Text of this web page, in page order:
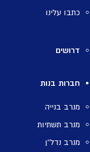
כתבו עלינו
דרושים
חברות בנות
מנרב בנייה
מנרב תשתיות
מנרב נדל”ן